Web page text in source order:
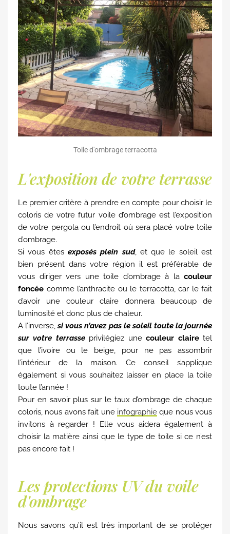
Toile d'ombrage terracotta
L'exposition de votre terrasse
Le premier critère à prendre en compte pour choisir le
coloris de votre futur voile d’ombrage est l’exposition
de votre pergola ou l’endroit où sera placé votre toile
d’ombrage.
Si vous êtes exposés plein sud, et que le soleil est
bien présent dans votre région il est préférable de
vous diriger vers une toile d’ombrage à la couleur
foncée comme l’anthracite ou le terracotta, car le fait
d’avoir une couleur claire donnera beaucoup de
luminosité et donc plus de chaleur.
A l’inverse,si vous n’avez pas le soleil toute la journée
sur votre terrasseprivilégiez unecouleur clairetel
que l’ivoire ou le beige, pour ne pas assombrir
l’intérieur de la maison. Ce conseil s’applique
également si vous souhaitez laisser en place la toile
toute l’année !
Pour en savoir plus sur le taux d’ombrage de chaque
coloris, nous avons fait une infographieque nous vous
invitons à regarder ! Elle vous aidera également à
choisir la matière ainsi que le type de toile si ce n’est
pas encore fait !
Les protections UV du voile
d'ombrage
Nous savons qu’il est très important de se protéger